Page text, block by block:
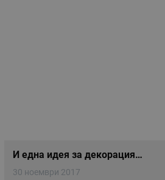
И една идея за декорация…
30 ноември 2017